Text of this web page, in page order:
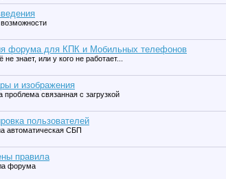
форума для КПК и Мобильных телефонов
не знает, или у кого не работает...
и изображения
проблема связанная с загрузкой
пользователей
автоматическая СБП
правила
форума